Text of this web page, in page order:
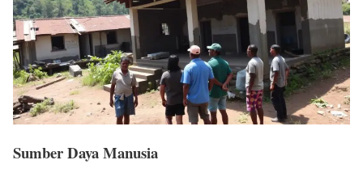
Sumber Daya Manusia